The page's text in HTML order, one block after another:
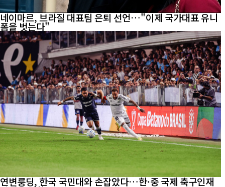
네이마르, 브라질 대표팀 은퇴 선언…"이제 국가대표 유니
폼을 벗는다"
연변룽딩, 한국 국민대와 손잡았다…한·중 국제 축구인재